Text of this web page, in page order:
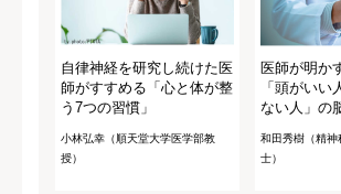
自律神経を研究し続けた医
師がすすめる「心と体が整
う7つの習慣」
小林弘幸（順天堂大学医学部教
授）
医師が明か
「頭がいい
ない人」の
和田秀樹（精神
士）